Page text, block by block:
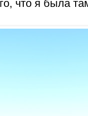
что я была